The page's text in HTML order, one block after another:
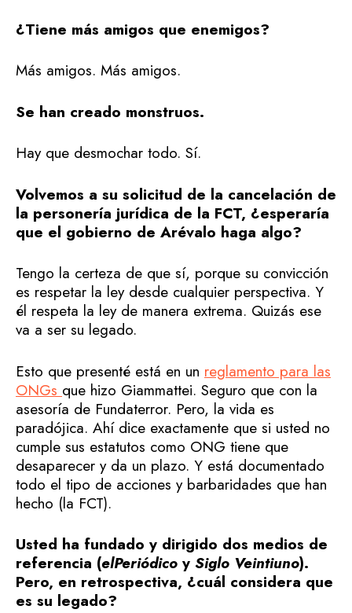
¿Tiene más amigos que enemigos?
Más amigos. Más amigos.
Se han creado monstruos.
Hay que desmochar todo. Sí.
Volvemos a su solicitud de la cancelación de
la personería jurídica de la FCT, ¿esperaría
que el gobierno de Arévalo haga algo?
Tengo la certeza de que sí, porque su convicción
es respetar la ley desde cualquier perspectiva. Y
él respeta la ley de manera extrema. Quizás ese
va a ser su legado.
Esto que presenté está en un reglamento para las
ONGs que hizo Giammattei. Seguro que con la
asesoría de Fundaterror. Pero, la vida es
paradójica. Ahí dice exactamente que si usted no
cumple sus estatutos como ONG tiene que
desaparecer y da un plazo. Y está documentado
todo el tipo de acciones y barbaridades que han
hecho (la FCT).
Usted ha fundado y dirigido dos medios de
referencia (elPeriódico y Siglo Veintiuno).
Pero, en retrospectiva, ¿cuál considera que
es su legado?